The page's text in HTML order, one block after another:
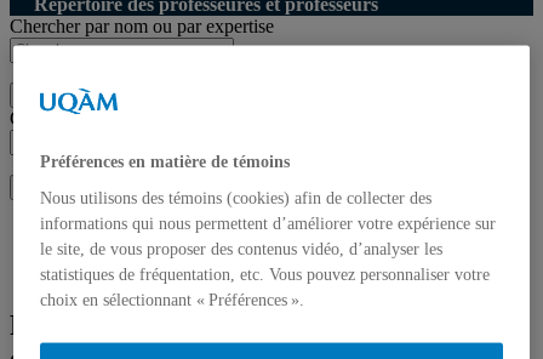
Répertoire des professeures et professeurs
Chercher par nom ou par expertise
Soumettre la recherche
Chercher par nom ou par expertise
Soumettre la recherche
Liste des professeures et professeurs par départements et
écoles
Mettre à jour votre fiche
Résultats de recherche pour « Pratiques
Préférences en matière de témoins
Nous utilisons des témoins (cookies) afin de collecter des
informations qui nous permettent d’améliorer votre expérience sur
le site, de vous proposer des contenus vidéo, d’analyser les
statistiques de fréquentation, etc. Vous pouvez personnaliser votre
choix en sélectionnant « Préférences ».